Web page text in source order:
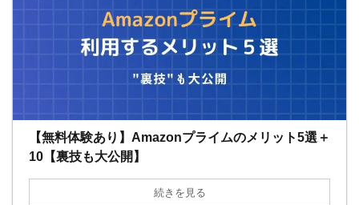
【無料体験あり】Amazonプライムのメリット5選＋
10【裏技も大公開】
続きを見る